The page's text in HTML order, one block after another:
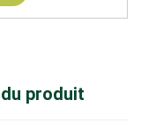
produit